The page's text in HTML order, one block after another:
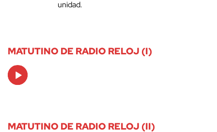
unidad.
MATUTINO DE RADIO RELOJ (I)
Audio
Player
MATUTINO DE RADIO RELOJ (II)